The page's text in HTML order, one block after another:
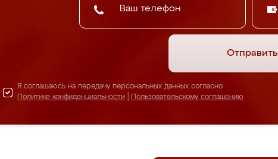
Отправить
Я соглашаюсь на передачу персональных данных согласно
Политике конфиденциальности
Пользовательскому соглашению